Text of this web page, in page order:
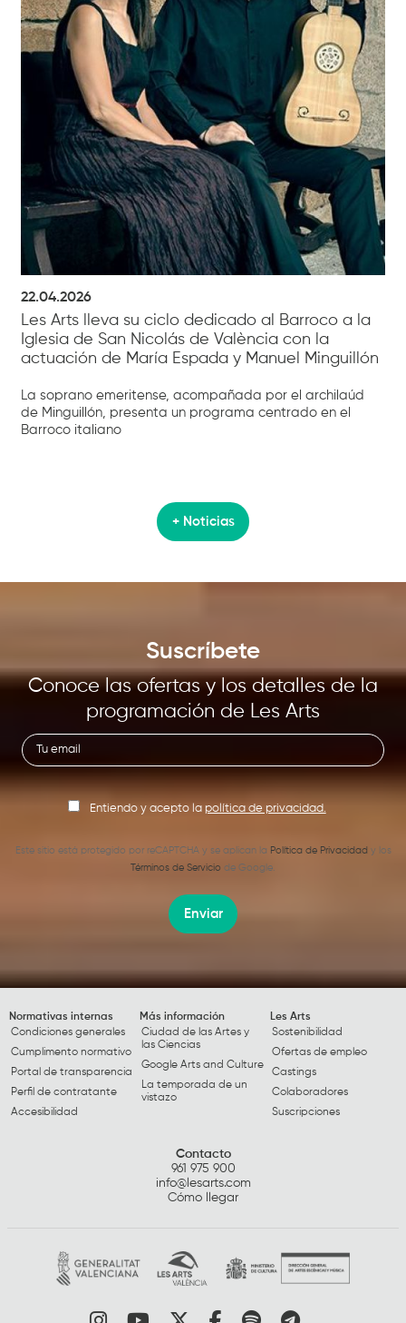
22.04.2026
Les Arts lleva su ciclo dedicado al Barroco a la
Iglesia de San Nicolás de València con la
actuación de María Espada y Manuel Minguillón
La soprano emeritense, acompañada por el archilaúd
de Minguillón, presenta un programa centrado en el
Barroco italiano
+ Noticias
Suscríbete
Conoce las ofertas y los detalles de la
programación de Les Arts
Entiendo y acepto la política de privacidad.
Este sitio está protegido por reCAPTCHA y se aplican la Política de Privacidad y los
Términos de Servicio de Google.
Enviar
Normativas internas
Condiciones generales
Cumplimento normativo
Portal de transparencia
Perfil de contratante
Accesibilidad
Más información
Ciudad de las Artes y
las Ciencias
Google Arts and Culture
La temporada de un
vistazo
Les Arts
Sostenibilidad
Ofertas de empleo
Castings
Colaboradores
Suscripciones
Contacto
961 975 900
info@lesarts.com
Cómo llegar